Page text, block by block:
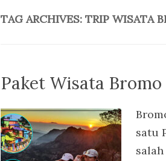
TAG ARCHIVES: TRIP WISATA
Paket Wisata
satu